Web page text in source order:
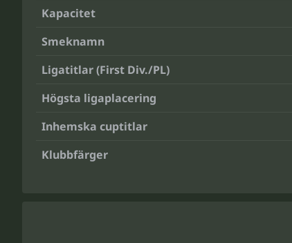
Kapacitet
Smeknamn
Ligatitlar (First Div./PL)
Högsta ligaplacering
Inhemska cuptitlar
Klubbfärger